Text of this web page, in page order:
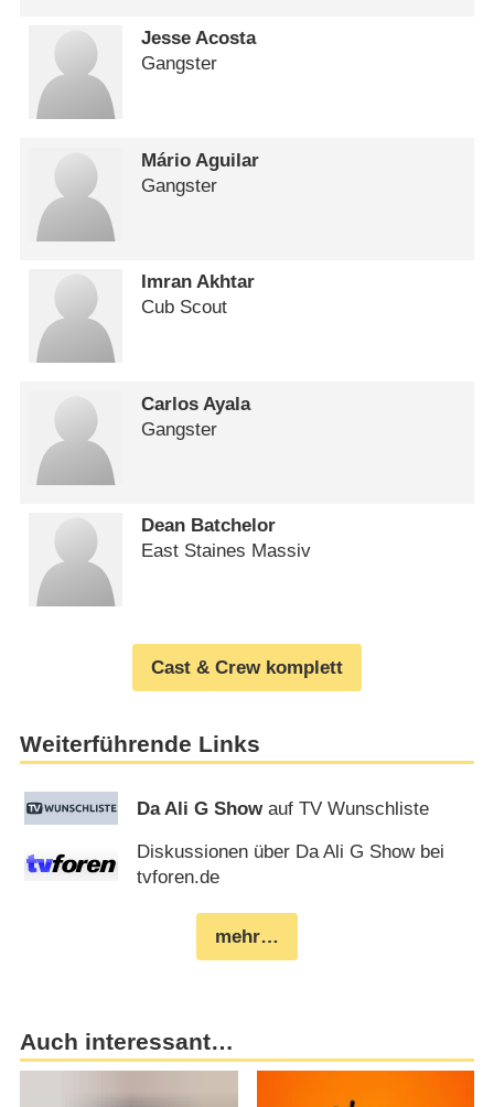
Jesse Acosta
Gangster
Mário Aguilar
Gangster
Imran Akhtar
Cub Scout
Carlos Ayala
Gangster
Dean Batchelor
East Staines Massiv
Cast & Crew komplett
Weiterführende Links
Da Ali G Showauf TV Wunschliste
Diskussionen über Da Ali G Show bei
tvforen.de
mehr…
Auch interessant…